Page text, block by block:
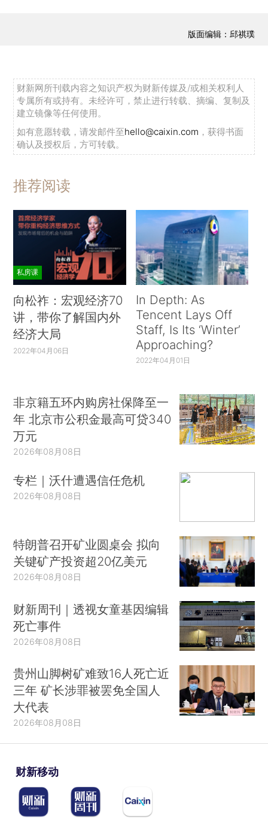
版面编辑：邱祺璞
财新网所刊载内容之知识产权为财新传媒及/或相关权利人
专属所有或持有。未经许可，禁止进行转载、摘编、复制及
建立镜像等任何使用。
如有意愿转载，请发邮件至hello@caixin.com ，获得书面
确认及授权后，方可转载。
推荐阅读
私房课
向松祚：宏观经济70
讲，带你了解国内外
经济大局
2022年04月06日
In Depth: As
Tencent Lays Off
Staff, Is Its ‘Winter’
Approaching?
2022年04月01日
非京籍五环内购房社保降至一
年 北京市公积金最高可贷340
万元
2026年08月08日
专栏｜沃什遭遇信任危机
2026年08月08日
特朗普召开矿业圆桌会 拟向
关键矿产投资超20亿美元
2026年08月08日
财新周刊｜透视女童基因编辑
死亡事件
2026年08月08日
贵州山脚树矿难致16人死亡近
三年 矿长涉罪被罢免全国人
大代表
2026年08月08日
财新移动